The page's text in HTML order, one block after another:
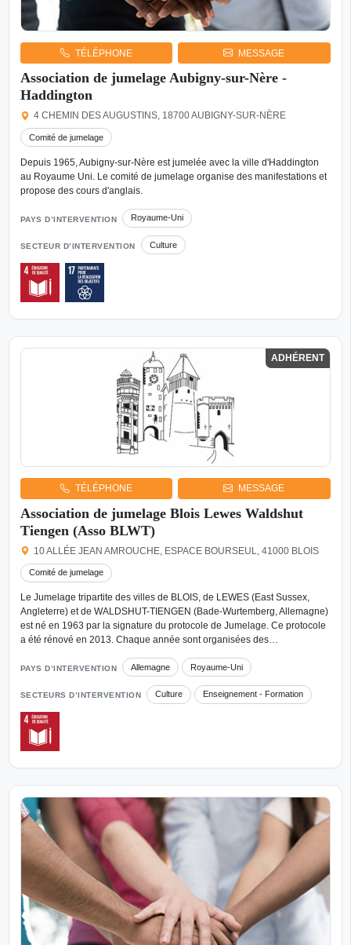
TÉLÉPHONE MESSAGE
Association de jumelage Aubigny-sur-Nère -
Haddington
4 CHEMIN DES AUGUSTINS, 18700 AUBIGNY-SUR-NÈRE
Comité de jumelage
Depuis 1965, Aubigny-sur-Nère est jumelée avec la ville d'Haddington
au Royaume Uni. Le comité de jumelage organise des manifestations et
propose des cours d'anglais.
PAYS D’INTERVENTION Royaume-Uni
SECTEUR D’INTERVENTION Culture
ADHÉRENT
TÉLÉPHONE MESSAGE
Association de jumelage Blois Lewes Waldshut
Tiengen (Asso BLWT)
10 ALLÉE JEAN AMROUCHE, ESPACE BOURSEUL, 41000 BLOIS
Comité de jumelage
Le Jumelage tripartite des villes de BLOIS, de LEWES (East Sussex,
Angleterre) et de WALDSHUT-TIENGEN (Bade-Wurtemberg, Allemagne)
est né en 1963 par la signature du protocole de Jumelage. Ce protocole
a été rénové en 2013. Chaque année sont organisées des…
PAYS D’INTERVENTION Allemagne Royaume-Uni
SECTEURS D’INTERVENTION Culture Enseignement - Formation